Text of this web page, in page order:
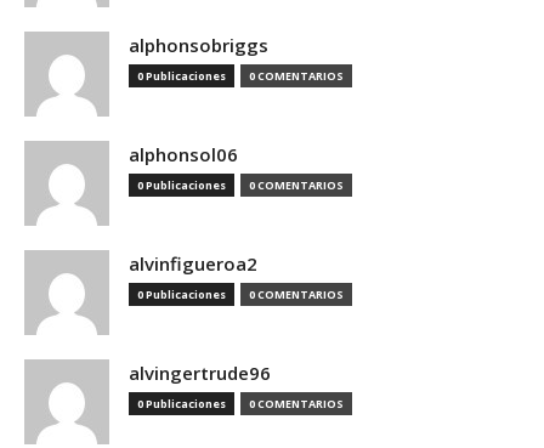
alphonsobriggs
0 Publicaciones 0 COMENTARIOS
alphonsol06
0 Publicaciones 0 COMENTARIOS
alvinfigueroa2
0 Publicaciones 0 COMENTARIOS
alvingertrude96
0 Publicaciones 0 COMENTARIOS